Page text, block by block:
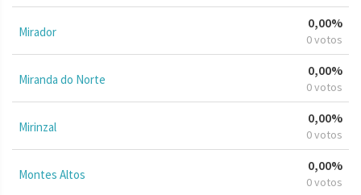
Mirador
0,00%
0 votos
Miranda do Norte
0,00%
0 votos
Mirinzal
0,00%
0 votos
Montes Altos
0,00%
0 votos